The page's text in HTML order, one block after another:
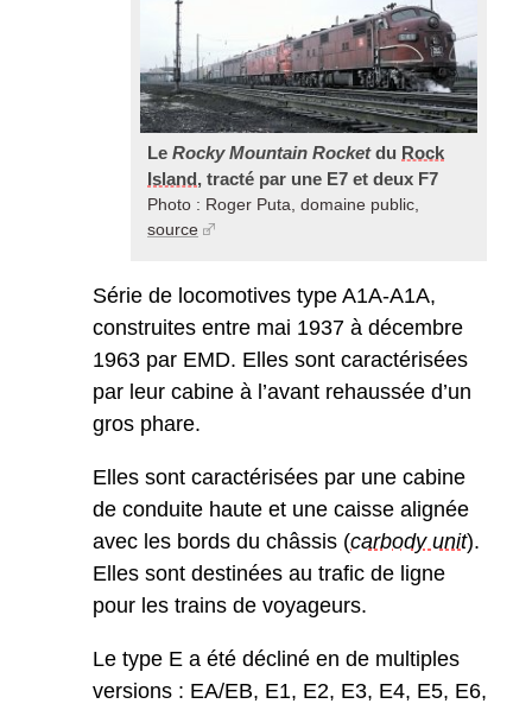
Le Rocky Mountain Rocketdu Rock
Island, tracté par une E7 et deux F7
Photo : Roger Puta, domaine public,
source
Série de locomotives type A1A-A1A,
construites entre mai 1937 à décembre
1963 par EMD. Elles sont caractérisées
par leur cabine à l’avant rehaussée d’un
gros phare.
Elles sont caractérisées par une cabine
de conduite haute et une caisse alignée
avec les bords du châssis (carbody unit).
Elles sont destinées au trafic de ligne
pour les trains de voyageurs.
Le type E a été décliné en de multiples
versions : EA/EB, E1, E2, E3, E4, E5, E6,